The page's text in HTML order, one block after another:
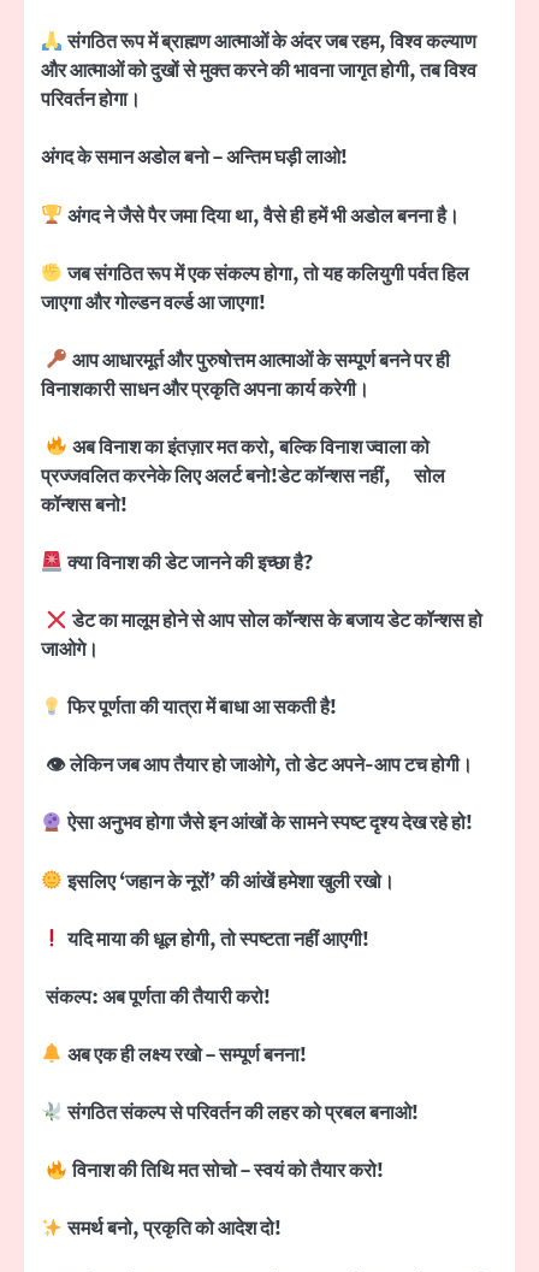
संगठित रूप में ब्राह्मण आत्माओं के अंदर जब रहम,विश्व कल्याण
और आत्माओं को दुखों से मुक्त करने की भावना जागृत होगी,तब विश्व
परिवर्तन होगा।
अंगद के समान अडोल बनो–अन्तिम घड़ीलाओ!
अंगद ने जैसे पैर जमा दिया था,वैसे ही हमें भी अडोल बनना है।
जब संगठित रूप में एक संकल्प होगा,तो यह कलियुगी पर्वत हिल
जाएगा और गोल्डन वर्ल्ड आ जाएगा!
आप आधारमूर्त और पुरुषोत्तम आत्माओं के सम्पूर्ण बनने पर ही
विनाशकारी साधन और प्रकृति अपना कार्य करेगी।
अब विनाश का इंतज़ार मत करो,बल्कि विनाश ज्वाला को
प्रज्जवलित करनेके लिए अलर्ट बनो!डेट कॉन्शस नहीं,सोल
कॉन्शस बनो!
क्या विनाश की डेट जानने की इच्छा है?
डेट का मालूम होने से आप सोल कॉन्शस के बजाय डेट कॉन्शस हो
जाओगे।
फिर पूर्णता की यात्रा में बाधा आ सकती है!
👁लेकिन जब आप तैयार हो जाओगे,तो डेट अपने-आप टच होगी।
ऐसा अनुभव होगा जैसे इन आंखों के सामने स्पष्ट दृश्य देख रहे हो!
इसलिए‘जहान के नूरों’की आंखें हमेशा खुली रखो।
यदि माया की धूल होगी,तो स्पष्टता नहीं आएगी!
संकल्प:अब पूर्णता की तैयारी करो!
अब एक ही लक्ष्य रखो–सम्पूर्ण बनना!
संगठित संकल्प से परिवर्तन की लहर को प्रबल बनाओ!
विनाश की तिथि मत सोचो–स्वयं को तैयार करो!
समर्थ बनो,प्रकृति को आदेश दो!